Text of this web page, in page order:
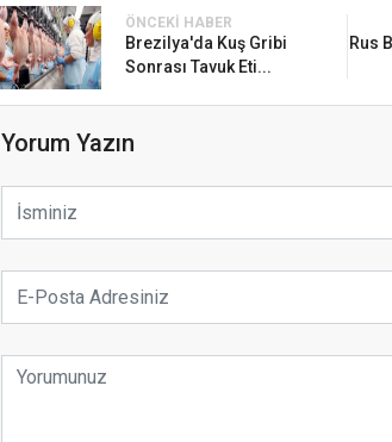
ÖNCEKI HABER
Brezilya'da Kuş Gribi
Sonrası Tavuk Eti...
Rus
Yorum Yazın